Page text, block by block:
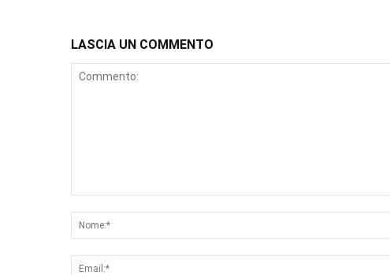
LASCIA UN COMMENTO